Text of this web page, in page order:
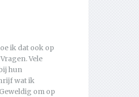
ik dat ook op
Vele
hun
wat ik
om op